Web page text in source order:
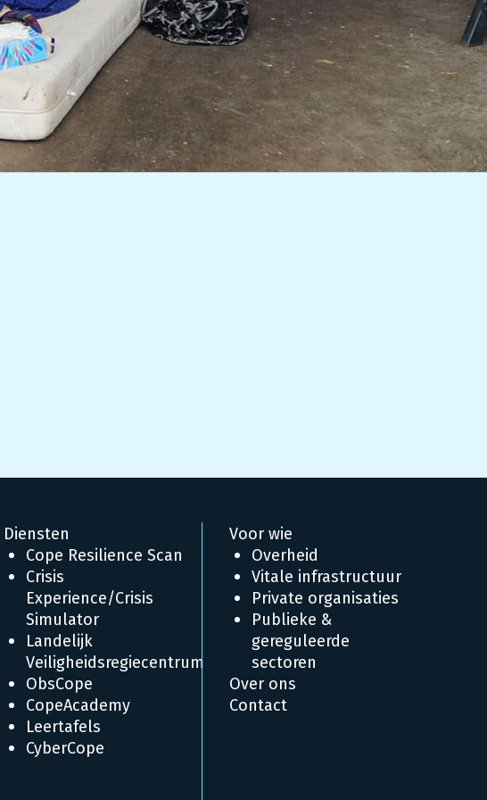
Diensten
Cope Resilience Scan
Crisis
Experience/Crisis
Simulator
Landelijk
Veiligheidsregiecentrum
ObsCope
CopeAcademy
Leertafels
CyberCope
Voor wie
Overheid
Vitale infrastructuur
Private organisaties
Publieke &
gereguleerde
sectoren
Over ons
Contact